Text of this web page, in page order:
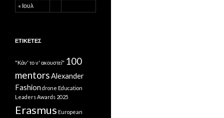
« Ιουλ
ΕΤΙΚΈΤΕΣ
"Κάν' το ν' ακουστεί" 100
mentorsAlexander
Fashion drone Education
Leaders Awards 2025
Erasmus European